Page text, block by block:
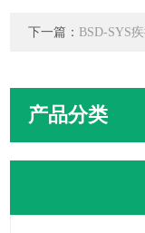
下一篇： BSD-SYS
产品分类